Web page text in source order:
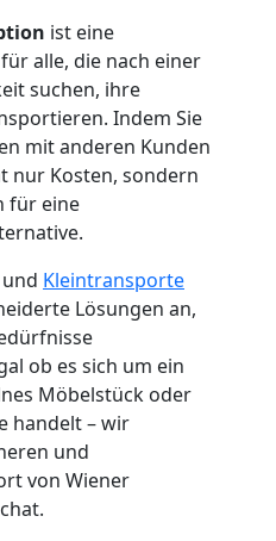
ist eine
alle, die nach einer
suchen, ihre
Indem Sie
mit anderen Kunden
nur Kosten, sondern
für eine
und Kleintransporte
Lösungen an,
ob es sich um ein
Möbelstück oder
handelt – wir
und
von Wiener